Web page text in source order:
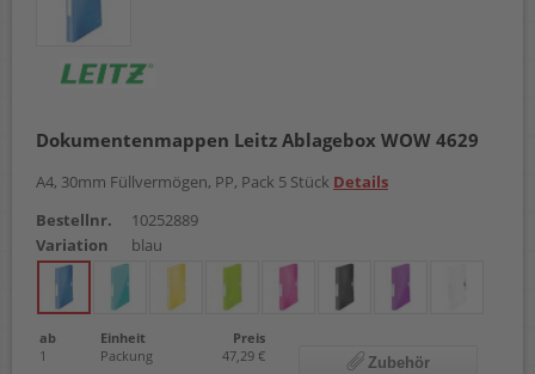
Dokumentenmappen Leitz Ablagebox WOW 4629
A4, 30mm Füllvermögen, PP, Pack 5 Stück Details
Bestellnr.
10252889
Variation
blau
ab Einheit
Preis
1
Packung 47,29 € Zubehör